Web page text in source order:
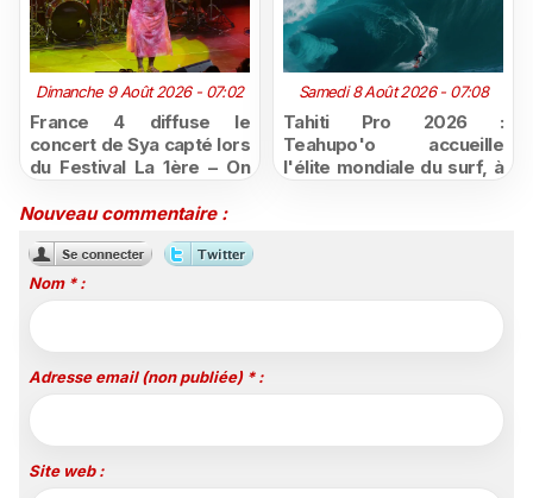
Dimanche 9 Août 2026 - 07:02
France 4 diffuse le
concert de Sya capté lors
du Festival La 1ère – On
Samedi 8 Août 2026 - 07:08
Tahiti Pro 2026 :
Teahupo'o accueille
l'élite mondiale du surf, à
Nouveau commentaire :
Nom * :
Adresse email (non publiée) * :
Site web :